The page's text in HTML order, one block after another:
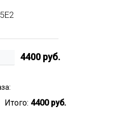
4400 руб.
Итого: 4400 руб.